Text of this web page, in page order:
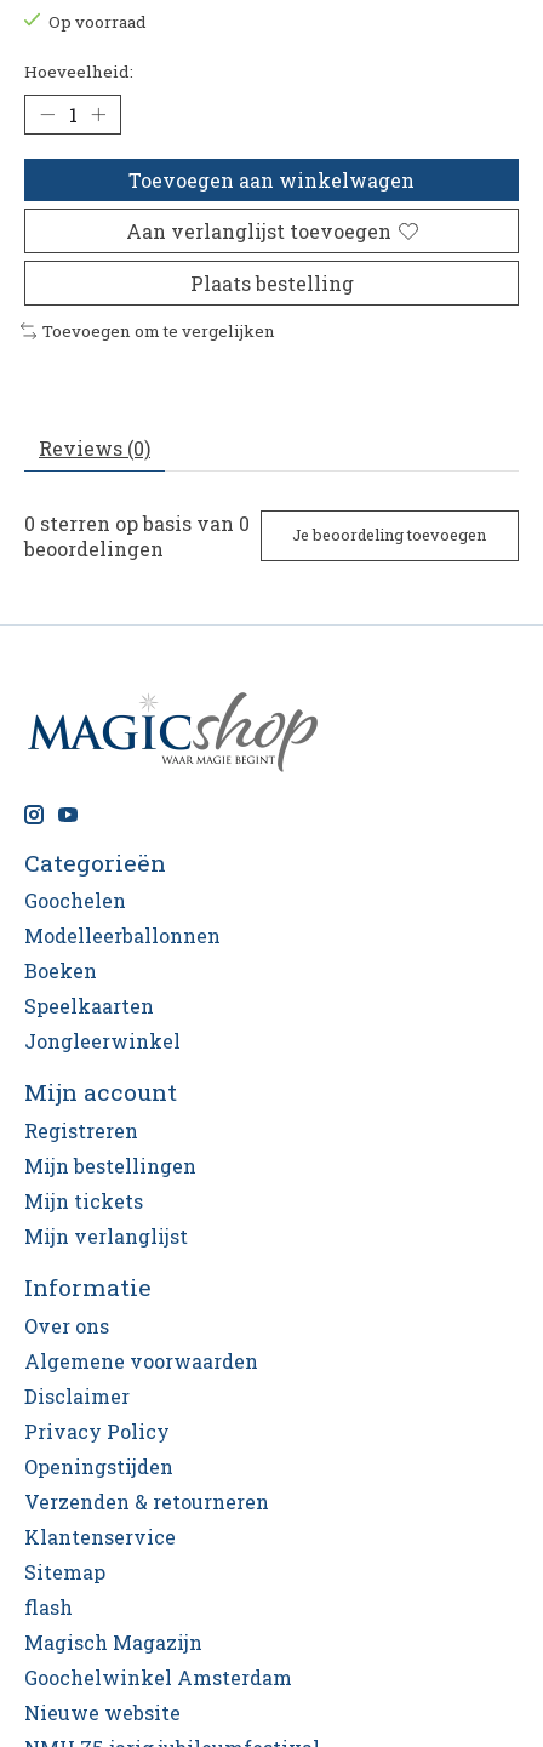
Op voorraad
Hoeveelheid:
Toevoegen aan winkelwagen
Aan verlanglijst toevoegen
Plaats bestelling
Toevoegen om te vergelijken
Reviews (0)
0 sterren op basis van 0
beoordelingen
Je beoordeling toevoegen
Categorieën
Goochelen
Modelleerballonnen
Boeken
Speelkaarten
Jongleerwinkel
Mijn account
Registreren
Mijn bestellingen
Mijn tickets
Mijn verlanglijst
Informatie
Over ons
Algemene voorwaarden
Disclaimer
Privacy Policy
Openingstijden
Verzenden & retourneren
Klantenservice
Sitemap
flash
Magisch Magazijn
Goochelwinkel Amsterdam
Nieuwe website